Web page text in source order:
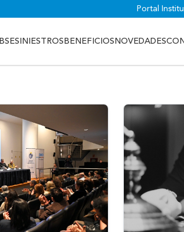
Portal
SINIESTROS BENEFICIOS NOVEDADES